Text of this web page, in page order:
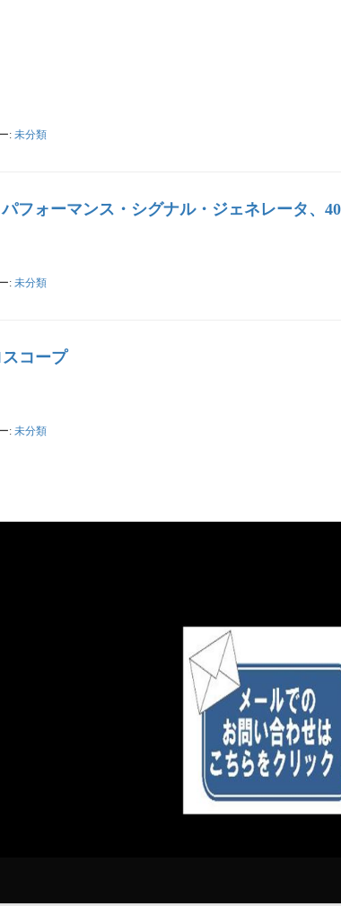
: 未分類
フォーマンス・シグナル・ジェネレータ、
: 未分類
コープ
: 未分類